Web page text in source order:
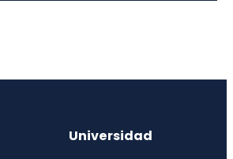
Universidad